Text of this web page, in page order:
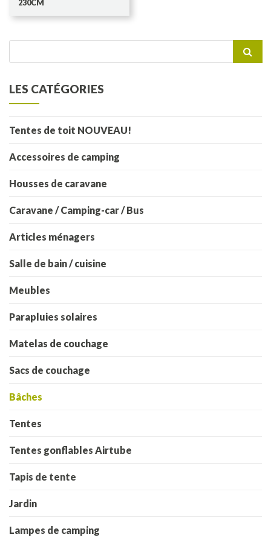
230CM
pour :
LES CATÉGORIES
Tentes de toit NOUVEAU!
Accessoires de camping
Housses de caravane
Caravane / Camping-car / Bus
Articles ménagers
Salle de bain / cuisine
Meubles
Parapluies solaires
Matelas de couchage
Sacs de couchage
Bâches
Tentes
Tentes gonflables Airtube
Tapis de tente
Jardin
Lampes de camping